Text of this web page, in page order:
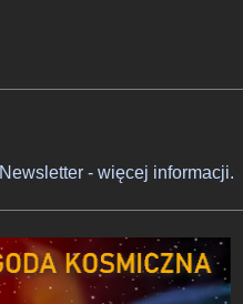
Newsletter - więcej informacji.